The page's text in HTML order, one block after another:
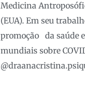
Medicina
(EUA). Em seu
promoção da saúde
mundiais sobre